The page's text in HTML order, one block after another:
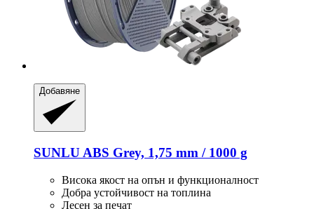
Добавяне
SUNLU ABS Grey, 1,75 mm / 1000 g
Висока якост на опън и функционалност
Добра устойчивост на топлина
Лесен за печат